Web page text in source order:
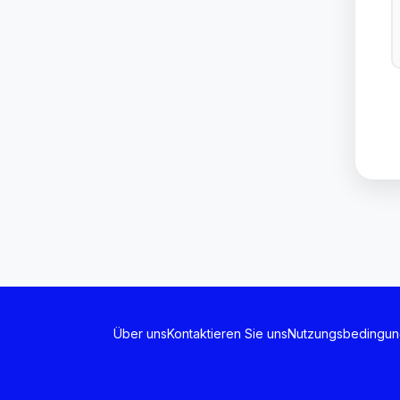
Über unsKontaktieren Sie uns